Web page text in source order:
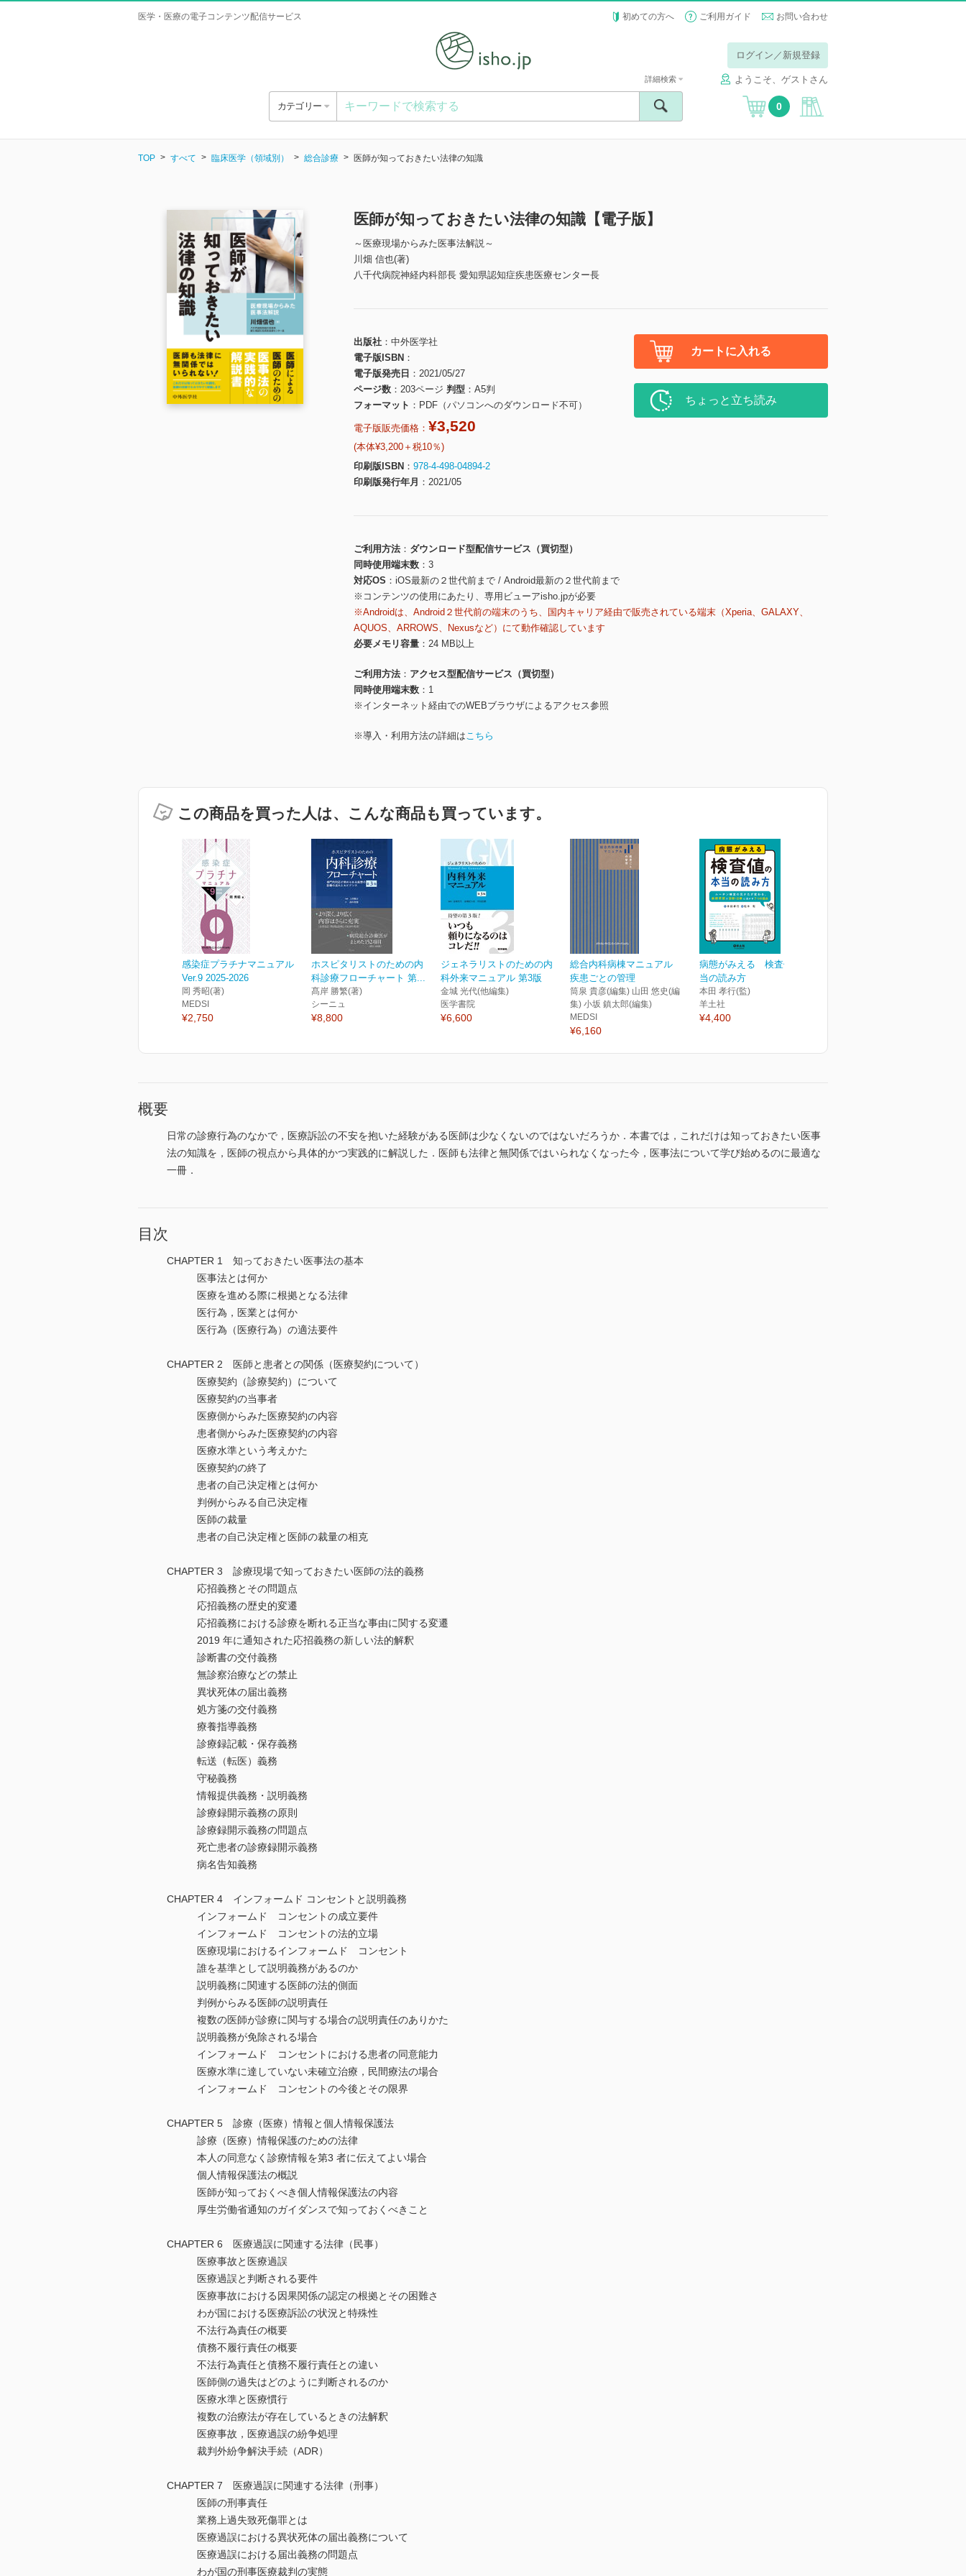
医学・医療の電子コンテンツ配信サービス 初めての方へ ご利用ガイド お問い合わせ
ログイン／新規登録
ようこそ、ゲストさん
カテゴリー
詳細検索
0
TOP すべて 臨床医学（領域別） 総合診療 医師が知っておきたい法律の知識
医師が知っておきたい法律の知識【電子版】
～医療現場からみた医事法解説～
川畑 信也(著)
八千代病院神経内科部長 愛知県認知症疾患医療センター長
出版社
中外医学社
電子版ISBN
電子版発売日
2021/05/27
ページ数
203ページ 判型
A5判
フォーマット
PDF（パソコンへのダウンロード不可）
電子版販売価格： ¥3,520
(本体¥3,200＋税10％)
印刷版ISBN
978-4-498-04894-2
印刷版発行年月
2021/05
カートに入れる
ちょっと立ち読み
ご利用方法
ダウンロード型配信サービス（買切型）
同時使用端末数
3
対応OS
iOS最新の２世代前まで / Android最新の２世代前まで
※コンテンツの使用にあたり、専用ビューアisho.jpが必要
※Androidは、Android２世代前の端末のうち、国内キャリア経由で販売されている端末（Xperia、GALAXY、
AQUOS、ARROWS、Nexusなど）にて動作確認しています
必要メモリ容量
24 MB以上
ご利用方法
アクセス型配信サービス（買切型）
同時使用端末数
1
※インターネット経由でのWEBブラウザによるアクセス参照
※導入・利用方法の詳細はこちら
この商品を買った人は、こんな商品も買っています。
感染症プラチナマニュアル
Ver.9 2025-2026
岡 秀昭(著)
MEDSI
¥2,750
ホスピタリストのための内
科診療フローチャート 第...
髙岸 勝繁(著)
シーニュ
¥8,800
ジェネラリストのための内
科外来マニュアル 第3版
金城 光代(他編集)
医学書院
¥6,600
総合内科病棟マニュアル
疾患ごとの管理
筒泉 貴彦(編集) 山田 悠史(編
集) 小坂 鎮太郎(編集)
MEDSI
¥6,160
病態がみえる 検査値の本
当の読み方
本田 孝行(監)
羊土社
¥4,400
概要
日常の診療行為のなかで，医療訴訟の不安を抱いた経験がある医師は少なくないのではないだろうか．本書では，これだけは知っておきたい医事
法の知識を，医師の視点から具体的かつ実践的に解説した．医師も法律と無関係ではいられなくなった今，医事法について学び始めるのに最適な
一冊．
目次
CHAPTER 1 知っておきたい医事法の基本
医事法とは何か
医療を進める際に根拠となる法律
医行為，医業とは何か
医行為（医療行為）の適法要件
CHAPTER 2 医師と患者との関係（医療契約について）
医療契約（診療契約）について
医療契約の当事者
医療側からみた医療契約の内容
患者側からみた医療契約の内容
医療水準という考えかた
医療契約の終了
患者の自己決定権とは何か
判例からみる自己決定権
医師の裁量
患者の自己決定権と医師の裁量の相克
CHAPTER 3 診療現場で知っておきたい医師の法的義務
応招義務とその問題点
応招義務の歴史的変遷
応招義務における診療を断れる正当な事由に関する変遷
2019 年に通知された応招義務の新しい法的解釈
診断書の交付義務
無診察治療などの禁止
異状死体の届出義務
処方箋の交付義務
療養指導義務
診療録記載・保存義務
転送（転医）義務
守秘義務
情報提供義務・説明義務
診療録開示義務の原則
診療録開示義務の問題点
死亡患者の診療録開示義務
病名告知義務
CHAPTER 4 インフォームド コンセントと説明義務
インフォームド コンセントの成立要件
インフォームド コンセントの法的立場
医療現場におけるインフォームド コンセント
誰を基準として説明義務があるのか
説明義務に関連する医師の法的側面
判例からみる医師の説明責任
複数の医師が診療に関与する場合の説明責任のありかた
説明義務が免除される場合
インフォームド コンセントにおける患者の同意能力
医療水準に達していない未確立治療，民間療法の場合
インフォームド コンセントの今後とその限界
CHAPTER 5 診療（医療）情報と個人情報保護法
診療（医療）情報保護のための法律
本人の同意なく診療情報を第3 者に伝えてよい場合
個人情報保護法の概説
医師が知っておくべき個人情報保護法の内容
厚生労働省通知のガイダンスで知っておくべきこと
CHAPTER 6 医療過誤に関連する法律（民事）
医療事故と医療過誤
医療過誤と判断される要件
医療事故における因果関係の認定の根拠とその困難さ
わが国における医療訴訟の状況と特殊性
不法行為責任の概要
債務不履行責任の概要
不法行為責任と債務不履行責任との違い
医師側の過失はどのように判断されるのか
医療水準と医療慣行
複数の治療法が存在しているときの法解釈
医療事故，医療過誤の紛争処理
裁判外紛争解決手続（ADR）
CHAPTER 7 医療過誤に関連する法律（刑事）
医師の刑事責任
業務上過失致死傷罪とは
医療過誤における異状死体の届出義務について
医療過誤における届出義務の問題点
わが国の刑事医療裁判の実態